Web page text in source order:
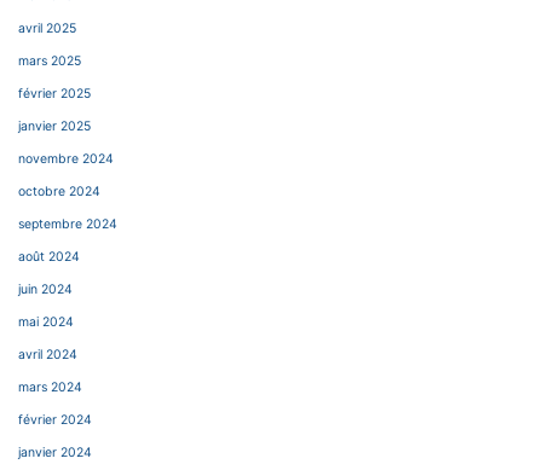
avril 2025
mars 2025
février 2025
janvier 2025
novembre 2024
octobre 2024
septembre 2024
août 2024
juin 2024
mai 2024
avril 2024
mars 2024
février 2024
janvier 2024